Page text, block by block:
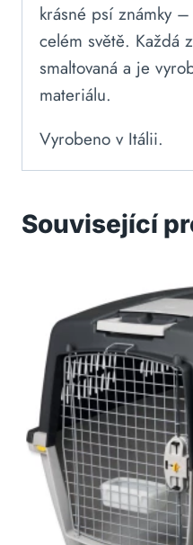
krásné psí známky
celém světě. Každá
smaltovaná a je
materiálu.
Vyrobeno v Itálii.
Související